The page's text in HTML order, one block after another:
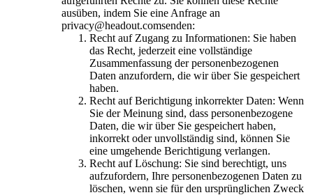
ausüben, indem Sie eine Anfrage an
privacy@headout.comsenden:
Recht auf Zugang zu Informationen: Sie haben
das Recht, jederzeit eine vollständige
Zusammenfassung der personenbezogenen
Daten anzufordern, die wir über Sie gespeichert
haben.
Recht auf Berichtigung inkorrekter Daten: Wenn
Sie der Meinung sind, dass personenbezogene
Daten, die wir über Sie gespeichert haben,
inkorrekt oder unvollständig sind, können Sie
eine umgehende Berichtigung verlangen.
Recht auf Löschung: Sie sind berechtigt, uns
aufzufordern, Ihre personenbezogenen Daten zu
löschen, wenn sie für den ursprünglichen Zweck